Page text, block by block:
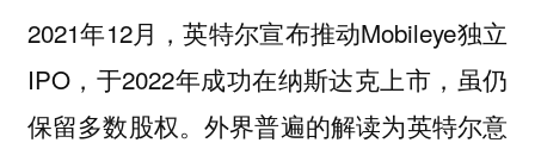
2021年12月，英特尔宣布推动Mobileye独立
IPO，于2022年成功在纳斯达克上市，虽仍
保留多数股权。外界普遍的解读为英特尔意